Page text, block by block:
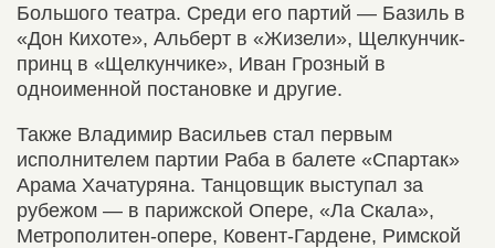
Большого театра. Среди его партий — Базиль в
«Дон Кихоте», Альберт в «Жизели», Щелкунчик-
принц в «Щелкунчике», Иван Грозный в
одноименной постановке и другие.
Также Владимир Васильев стал первым
исполнителем партии Раба в балете «Спартак»
Арама Хачатуряна. Танцовщик выступал за
рубежом — в парижской Опере, «Ла Скала»,
Метрополитен-опере, Ковент-Гардене, Римской